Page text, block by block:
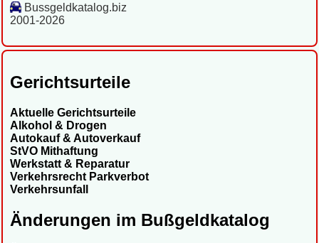
Bussgeldkatalog.biz
2001-2026
Gerichtsurteile
Aktuelle Gerichtsurteile
Alkohol & Drogen
Autokauf & Autoverkauf
StVO Mithaftung
Werkstatt & Reparatur
Verkehrsrecht Parkverbot
Verkehrsunfall
Änderungen im Bußgeldkatalog